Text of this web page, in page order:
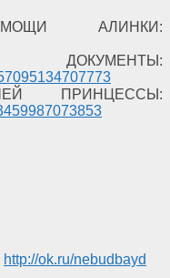
АЛИНКИ:
ПРИНЦЕССЫ:
http://ok.ru/nebudbayd